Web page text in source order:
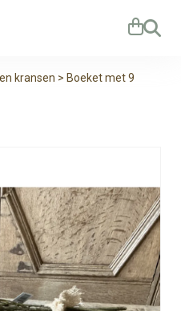
Zoeken
kransen > Boeket met 9